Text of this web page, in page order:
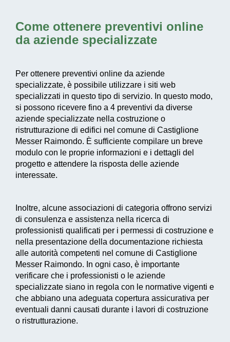
Come ottenere preventivi online
da aziende specializzate
Per ottenere preventivi online da aziende
specializzate, è possibile utilizzare i siti web
specializzati in questo tipo di servizio. In questo modo,
si possono ricevere fino a 4 preventivi da diverse
aziende specializzate nella costruzione o
ristrutturazione di edifici nel comune di Castiglione
Messer Raimondo. È sufficiente compilare un breve
modulo con le proprie informazioni e i dettagli del
progetto e attendere la risposta delle aziende
interessate.
Inoltre, alcune associazioni di categoria offrono servizi
di consulenza e assistenza nella ricerca di
professionisti qualificati per i permessi di costruzione e
nella presentazione della documentazione richiesta
alle autorità competenti nel comune di Castiglione
Messer Raimondo. In ogni caso, è importante
verificare che i professionisti o le aziende
specializzate siano in regola con le normative vigenti e
che abbiano una adeguata copertura assicurativa per
eventuali danni causati durante i lavori di costruzione
o ristrutturazione.